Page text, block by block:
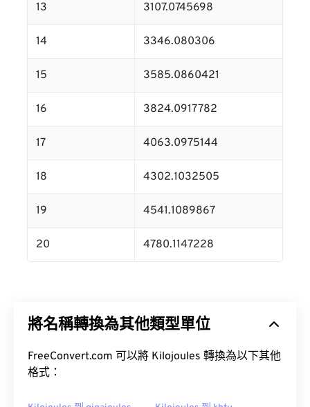
13 3107.0745698
14 3346.080306
15 3585.0860421
16 3824.0917782
17 4063.0975144
18 4302.1032505
19 4541.1089867
20 4780.1147228
將名稱轉換為其他類型單位
FreeConvert.com 可以將 Kilojoules 轉換為以下其他
格式：